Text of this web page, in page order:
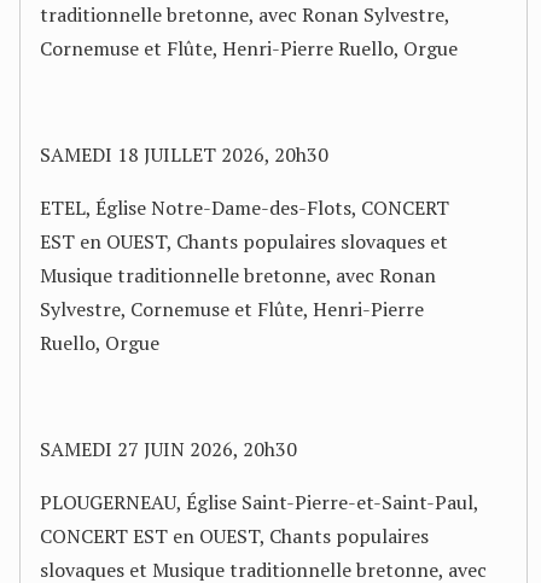
traditionnelle bretonne, avec Ronan Sylvestre,
Cornemuse et Flûte, Henri-Pierre Ruello, Orgue
SAMEDI 18 JUILLET 2026, 20h30
ETEL, Église Notre-Dame-des-Flots, CONCERT
EST en OUEST, Chants populaires slovaques et
Musique traditionnelle bretonne, avec Ronan
Sylvestre, Cornemuse et Flûte, Henri-Pierre
Ruello, Orgue
SAMEDI 27 JUIN 2026, 20h30
PLOUGERNEAU, Église Saint-Pierre-et-Saint-Paul,
CONCERT EST en OUEST, Chants populaires
slovaques et Musique traditionnelle bretonne, avec